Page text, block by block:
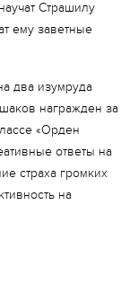
Страшилу
ему заветные
два изумруда
награжден за
«Орден
ответы на
страха громких
на